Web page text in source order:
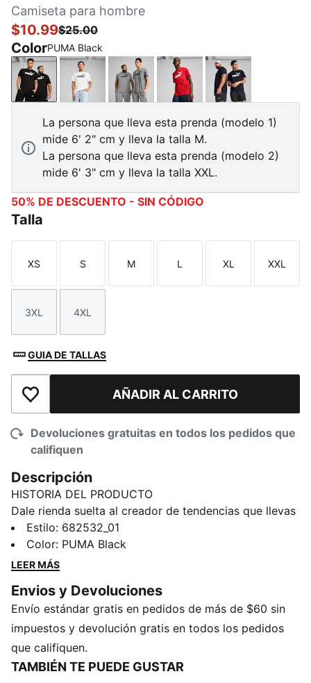
Camiseta para hombre
$10.99$25.00
ColorPUMA Black
PUMA BlackPUMA WhiteMedium Gray Heather
For All Time Red
New Navy
La persona que lleva esta prenda (modelo 1)
mide 6' 2" cm y lleva la talla M.
La persona que lleva esta prenda (modelo 2)
mide 6' 3" cm y lleva la talla XXL.
50% DE DESCUENTO - SIN CÓDIGO
Talla
Talla
XS
Talla
S
Talla
M
Talla
L
Talla
XL
Talla
XXL
Talla
3XL
Talla
4XL
GUIA DE TALLAS
Añadir a la lista de deseosAÑADIR AL CARRITO
Devoluciones gratuitas en todos los pedidos que
califiquen
Descripción
HISTORIA DEL PRODUCTO
Dale rienda suelta al creador de tendencias que llevas
dentro con esta playera, que luce el logo PUMA
estampado en goma en el pecho. Diseñada para
aquellos que viven la vida en movimiento, esta prenda
toque icónico de PUMA. Haz una declaración de estilo
todos los días.
CARACTERÍSTICAS Y BENEFICIOS
Producto fabricado con al menos un 20% de algodón
reciclado
Estilo: 682532_01
Color: PUMA Black
LEER MÁS
Envios y Devoluciones
Envío estándar gratis en pedidos de más de $60 sin
impuestos y devolución gratis en todos los pedidos
que califiquen.
TAMBIÉN TE PUEDE GUSTAR